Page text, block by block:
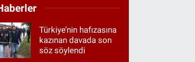
Türkiye’nin hafızasına
kazınan davada son
söz söylendi